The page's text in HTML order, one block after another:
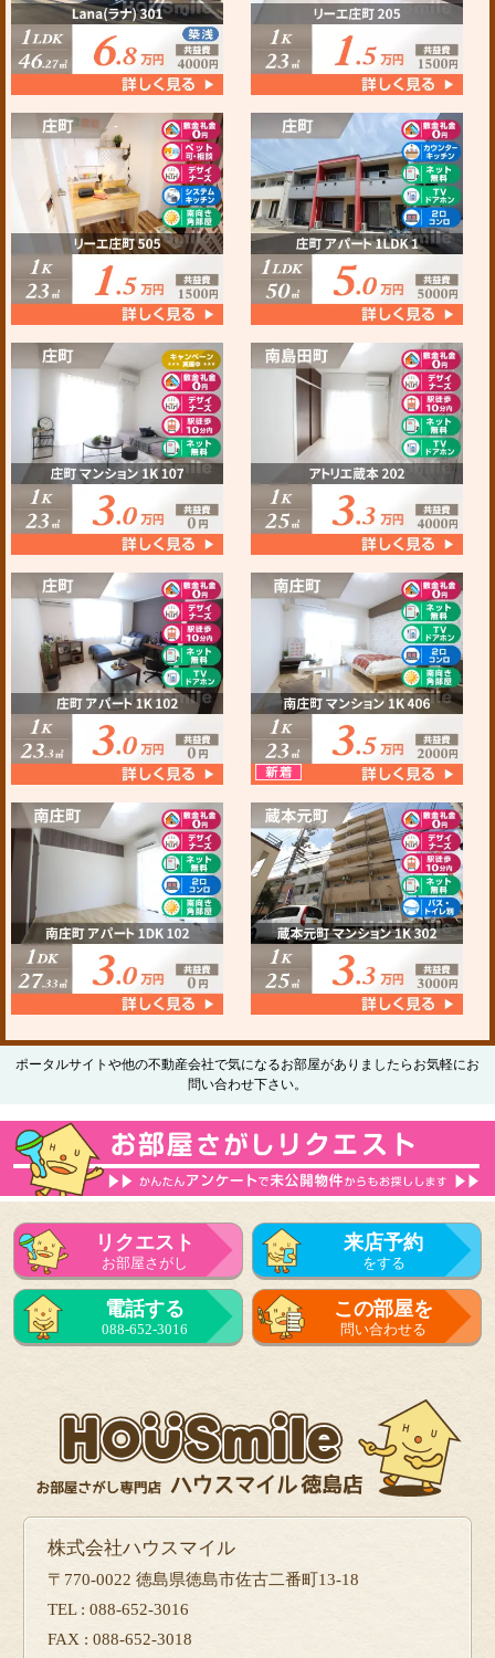
ポータルサイトや他の不動産会社で気になるお部屋がありましたらお気軽にお
問い合わせ下さい。
リクエスト
お部屋さがし
来店予約
をする
電話する
088-652-3016
この部屋を
問い合わせる
株式会社ハウスマイル
〒770-0022 徳島県徳島市佐古二番町13-18
TEL : 088-652-3016
FAX : 088-652-3018